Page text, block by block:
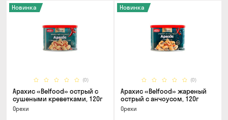
(0)
Новинка
Арахис «Belfood» острый с
сушеными креветками, 120г
Орехи
(0)
Новинка
Арахис «Belfood» жареный
острый с анчоусом, 120г
Орехи